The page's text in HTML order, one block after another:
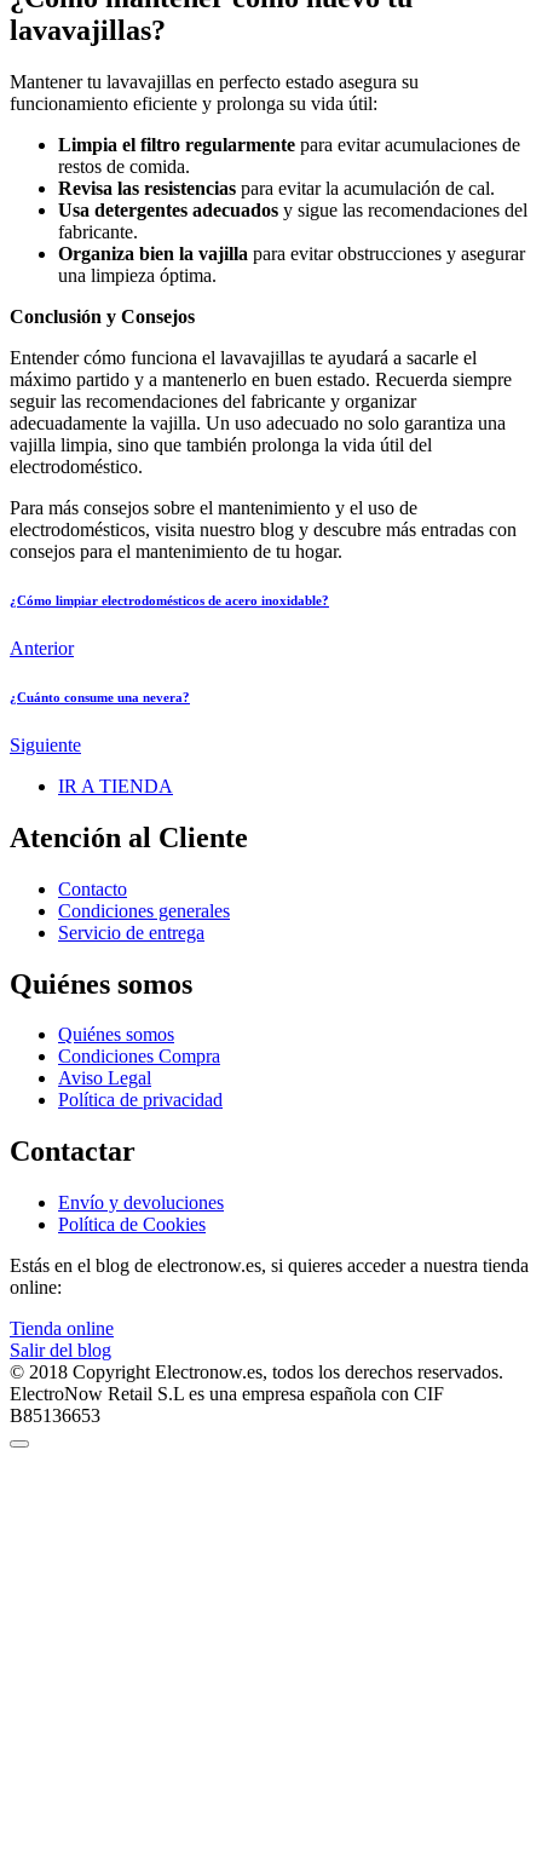
lavavajillas?
Mantener tu lavavajillas en perfecto estado asegura su
funcionamiento eficiente y prolonga su vida útil:
Limpia el filtro regularmente para evitar acumulaciones de
restos de comida.
Revisa las resistencias para evitar la acumulación de cal.
Usa detergentes adecuados y sigue las recomendaciones del
fabricante.
Organiza bien la vajilla para evitar obstrucciones y asegurar
una limpieza óptima.
Conclusión y Consejos
Entender cómo funciona el lavavajillas te ayudará a sacarle el
máximo partido y a mantenerlo en buen estado. Recuerda siempre
seguir las recomendaciones del fabricante y organizar
adecuadamente la vajilla. Un uso adecuado no solo garantiza una
vajilla limpia, sino que también prolonga la vida útil del
electrodoméstico.
Para más consejos sobre el mantenimiento y el uso de
electrodomésticos, visita nuestro blog y descubre más entradas con
consejos para el mantenimiento de tu hogar.
¿Cómo limpiar electrodomésticos de acero inoxidable?
Anterior
¿Cuánto consume una nevera?
Siguiente
IR A TIENDA
Atención al Cliente
Contacto
Condiciones generales
Servicio de entrega
Quiénes somos
Quiénes somos
Condiciones Compra
Aviso Legal
Política de privacidad
Contactar
Envío y devoluciones
Política de Cookies
Estás en el blog de electronow.es, si quieres acceder a nuestra tienda
online:
Tienda online
Salir del blog
© 2018 Copyright Electronow.es, todos los derechos reservados.
ElectroNow Retail S.L es una empresa española con CIF
B85136653